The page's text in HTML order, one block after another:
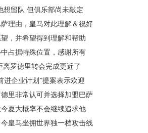
想留队 但俱乐部尚未敲定
理由，皇马对此理解＆祝好
，并希望得到理解和帮助
占据特殊位置，感谢所有
罗德里转会完成更近了
进企业计划”提案表示欢迎
里非常认可并选择加盟巴萨
夏大概率不会继续追求他
皇马坐拥世界独一档攻击线